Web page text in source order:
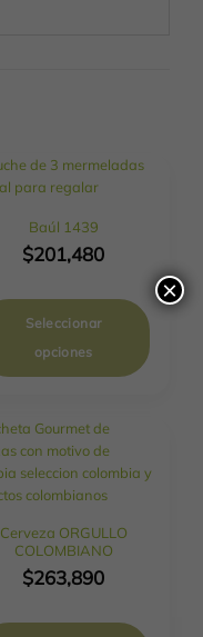
Baúl 1439
$201,480
Seleccionar
opciones
Cerveza ORGULLO
COLOMBIANO
$263,890
×